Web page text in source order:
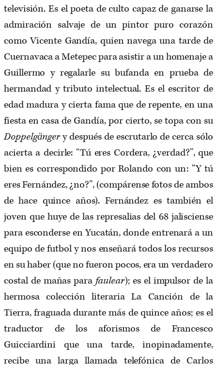
televisión. Es el poeta de culto capaz de ganarse la
admiración salvaje de un pintor puro corazón
como Vicente Gandía, quien navega una tarde de
Cuernavaca a Metepec para asistir a un homenaje a
Guillermo y regalarle su bufanda en prueba de
hermandad y tributo intelectual. Es el escritor de
edad madura y cierta fama que de repente, en una
fiesta en casa de Gandía, por cierto, se topa con su
Doppelgängery después de escrutarlo de cerca sólo
acierta a decirle: “Tú eres Cordera, ¿verdad?”, que
bien es correspondido por Rolando con un: “Y tú
eres Fernández, ¿no?”, (compárense fotos de ambos
de hace quince años). Fernández es también el
joven que huye de las represalias del 68 jalisciense
para esconderse en Yucatán, donde entrenará a un
equipo de futbol y nos enseñará todos los recursos
en su haber (que no fueron pocos, era un verdadero
costal de mañas parafaulear); es el impulsor de la
hermosa colección literaria La Canción de la
Tierra, fraguada durante más de quince años; es el
traductor de los aforismos de Francesco
Guicciardini que una tarde, inopinadamente,
recibe una larga llamada telefónica de Carlos